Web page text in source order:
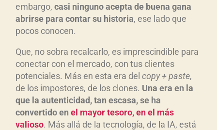
embargo, casi ninguno acepta de buena gana
abrirse para contar su historia, ese lado que
pocos conocen.
Que, no sobra recalcarlo, es imprescindible para
conectar con el mercado, con tus clientes
potenciales. Más en esta era del copy + paste,
de los impostores, de los clones. Una era en la
que la autenticidad, tan escasa, se ha
convertido en el mayor tesoro, en el más
valioso. Más allá de la tecnología, de la IA, está